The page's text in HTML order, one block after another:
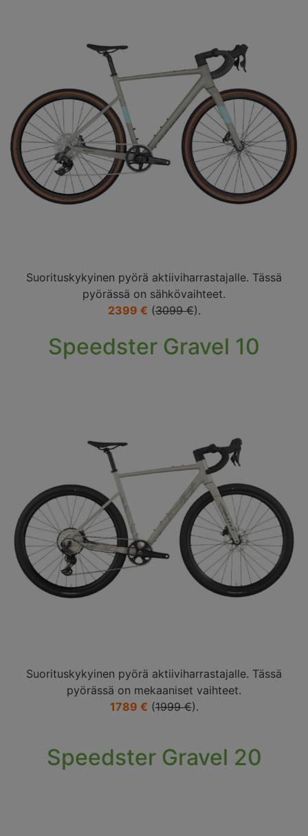
Suorituskykyinen pyörä aktiiviharrastajalle. Tässä
pyörässä on sähkövaihteet.
2399 € (3099 €).
Speedster Gravel 10
Suorituskykyinen pyörä aktiiviharrastajalle. Tässä
pyörässä on mekaaniset vaihteet.
1789 € (1999 €).
Speedster Gravel 20